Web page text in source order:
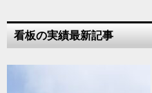
看板の実績最新記事